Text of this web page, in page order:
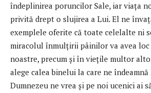
îndeplinirea poruncilor Sale, iar viața
privită drept o slujirea a Lui. El ne
exemplele oferite că toate celelalte ni
miracolul înmulțirii pâinilor va avea
noastre, precum și în viețile multor
alege calea binelui la care ne
Dumnezeu ne vrea și pe noi ucenici ai